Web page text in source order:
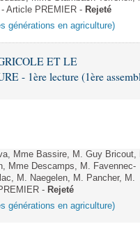
Article PREMIER - Rejeté
générations en agriculture)
ET LE
- 1ère lecture (1ère
Mme Bassire, M. Guy Bricout,
Mme Descamps, M. Favennec-
M. Naegelen, M. Pancher, M.
- Rejeté
générations en agriculture)